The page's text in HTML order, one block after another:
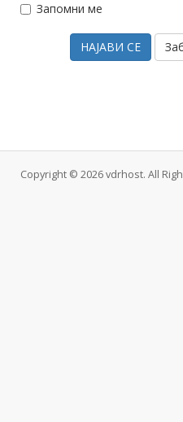
Запомни ме
Copyright © 2026 vdrhost. All